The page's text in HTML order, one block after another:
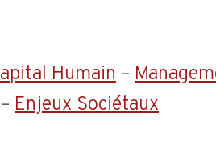
Humain –
– Enjeux Sociétaux